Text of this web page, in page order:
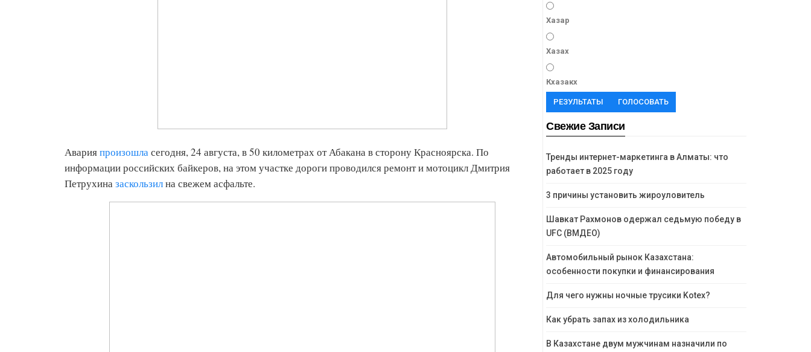
Аварияпроизошласегодня, 24 августа, в 50 километрах от Абакана в сторону Красноярска. По
информации российских байкеров, на этом участке дороги проводился ремонт и мотоцикл Дмитрия
Петрухиназаскользилна свежем асфальте.
Хазар
Хазах
Кхазакх
РЕЗУЛЬТАТЫ ГОЛОСОВАТЬ
Свежие Записи
Тренды интернет-маркетинга в Алматы: что
работает в 2025 году
3 причины установить жироуловитель
Шавкат Рахмонов одержал седьмую победу в
UFC (ВМДЕО)
Автомобильный рынок Казахстана:
особенности покупки и финансирования
Для чего нужны ночные трусики Kotex?
Как убрать запах из холодильника
В Казахстане двум мужчинам назначили по